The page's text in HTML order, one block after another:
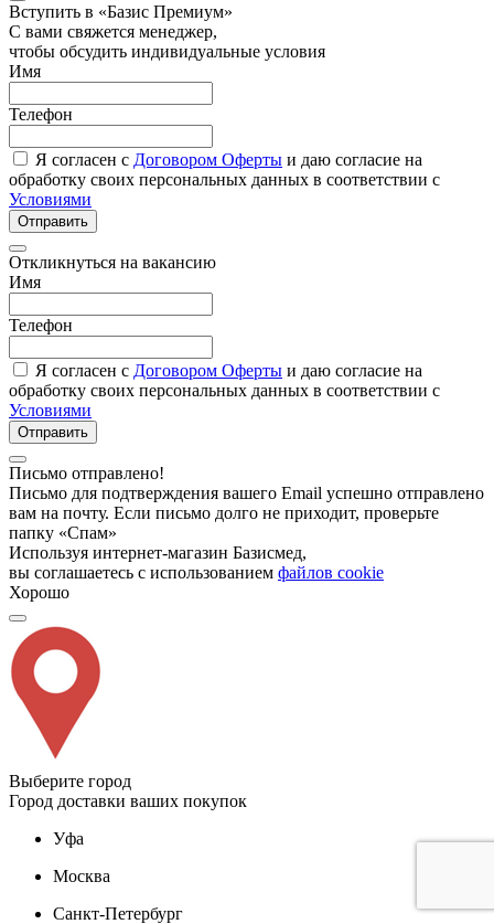
Вступить в «Базис Премиум»
С вами свяжется менеджер,
чтобы обсудить индивидуальные условия
Имя
Телефон
Я согласен с Договором Оферты и даю согласие на
обработку своих персональных данных в соответствии с
Условиями
Отправить
Откликнуться на вакансию
Имя
Телефон
Я согласен с Договором Оферты и даю согласие на
обработку своих персональных данных в соответствии с
Условиями
Отправить
Письмо отправлено!
Письмо для подтверждения вашего Email успешно отправлено
вам на почту. Если письмо долго не приходит, проверьте
папку «Спам»
Используя интернет-магазин Базисмед,
вы соглашаетесь с использованием файлов cookie
Хорошо
Выберите город
Город доставки ваших покупок
Уфа
Москва
Санкт-Петербург